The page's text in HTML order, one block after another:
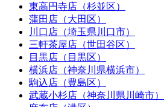
東高円寺店（杉並区）
蒲田店（大田区）
川口店（埼玉県川口市）
三軒茶屋店（世田谷区）
目黒店（目黒区）
横浜店（神奈川県横浜市）
駒込店（豊島区）
武蔵小杉店（神奈川県川崎市）